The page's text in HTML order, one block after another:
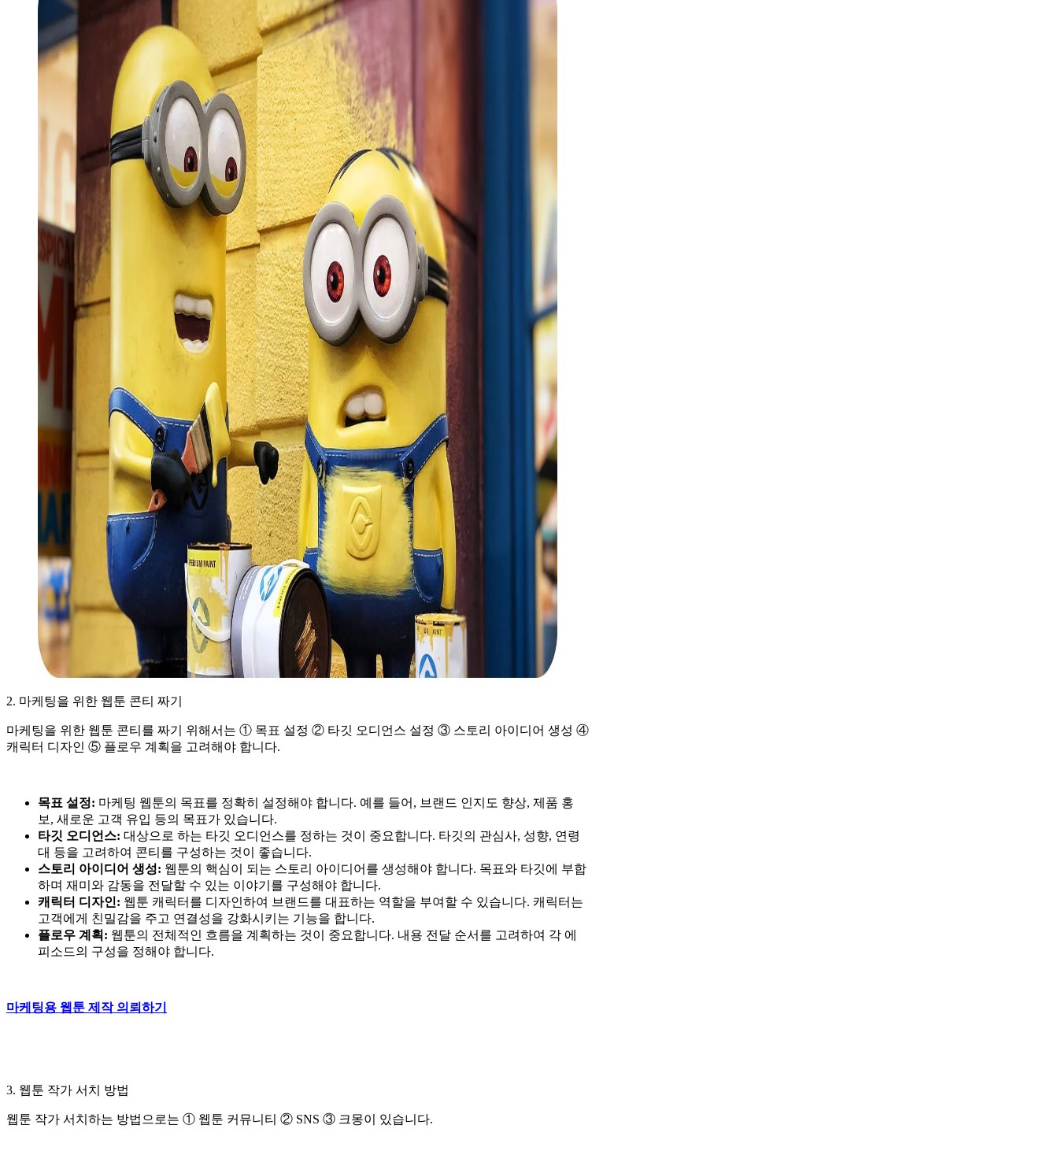
2. 마케팅을 위한 웹툰 콘티 짜기
마케팅을 위한 웹툰 콘티를 짜기 위해서는 ① 목표 설정 ② 타깃 오디언스 설정 ③ 스토리 아이디어 생성 ④
캐릭터 디자인 ⑤ 플로우 계획을 고려해야 합니다.
목표 설정: 마케팅 웹툰의 목표를 정확히 설정해야 합니다. 예를 들어, 브랜드 인지도 향상, 제품 홍
보, 새로운 고객 유입 등의 목표가 있습니다.
타깃 오디언스: 대상으로 하는 타깃 오디언스를 정하는 것이 중요합니다. 타깃의 관심사, 성향, 연령
대 등을 고려하여 콘티를 구성하는 것이 좋습니다.
스토리 아이디어 생성: 웹툰의 핵심이 되는 스토리 아이디어를 생성해야 합니다. 목표와 타깃에 부합
하며 재미와 감동을 전달할 수 있는 이야기를 구성해야 합니다.
캐릭터 디자인: 웹툰 캐릭터를 디자인하여 브랜드를 대표하는 역할을 부여할 수 있습니다. 캐릭터는
고객에게 친밀감을 주고 연결성을 강화시키는 기능을 합니다.
플로우 계획: 웹툰의 전체적인 흐름을 계획하는 것이 중요합니다. 내용 전달 순서를 고려하여 각 에
피소드의 구성을 정해야 합니다.
마케팅용 웹툰 제작 의뢰하기
3. 웹툰 작가 서치 방법
웹툰 작가 서치하는 방법으로는 ① 웹툰 커뮤니티 ② SNS ③ 크몽이 있습니다.